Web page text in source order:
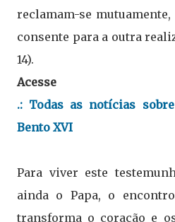
reclamam-se
consente para a outra
14).
Acesse
.: Todas as notícias
Bento XVI
Para viver este
ainda o Papa, o
transforma o coração e